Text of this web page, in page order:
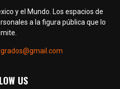
y el Mundo. Los espacios de
a la figura pública que lo
US